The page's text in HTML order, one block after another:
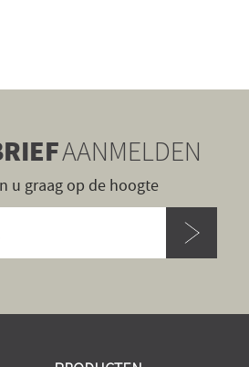
AANMELDEN
u graag op de hoogte